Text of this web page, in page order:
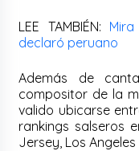
LEE TAMBIÉN:
declaró peruano
Además de
compositor de la
valido ubicarse
rankings salseros
Jersey, Los Angeles